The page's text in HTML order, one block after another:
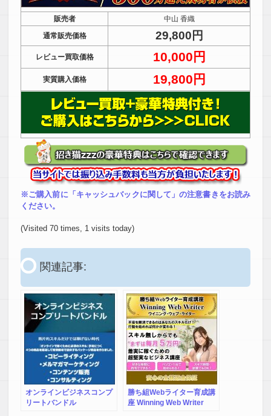
販売者
中山 香織
通常販売価格
29,800円
レビュー買取価格 10,000円
実質購入価格 19,800円
※ご購入前に「キャッシュバックに関して」の注意書きをお読み
ください。
(Visited 70 times, 1 visits today)
関連記事:
オンラインビジネスコンプ
リートバンドル
勝ち組Webライター育成講
座 Winning Web Writer